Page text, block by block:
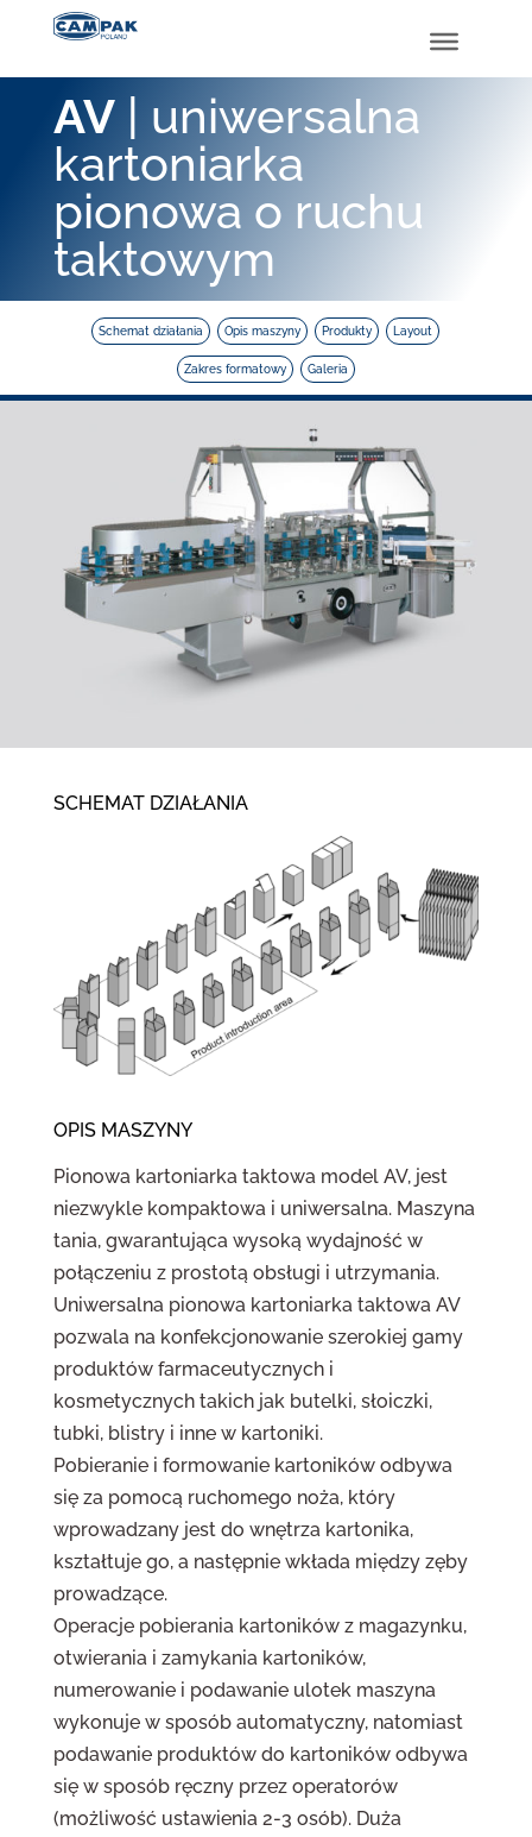
AV| uniwersalna
kartoniarka
pionowa o ruchu
taktowym
Schemat działania Opis maszyny Produkty Layout
Zakres formatowy Galeria
SCHEMAT DZIAŁANIA
OPIS MASZYNY
Pionowa kartoniarka taktowa model AV, jest
niezwykle kompaktowa i uniwersalna. Maszyna
tania, gwarantująca wysoką wydajność w
połączeniu z prostotą obsługi i utrzymania.
Uniwersalna pionowa kartoniarka taktowa AV
pozwala na konfekcjonowanie szerokiej gamy
produktów farmaceutycznych i
kosmetycznych takich jak butelki, słoiczki,
tubki, blistry i inne w kartoniki.
Pobieranie i formowanie kartoników odbywa
się za pomocą ruchomego noża, który
wprowadzany jest do wnętrza kartonika,
kształtuje go, a następnie wkłada między zęby
prowadzące.
Operacje pobierania kartoników z magazynku,
otwierania i zamykania kartoników,
numerowanie i podawanie ulotek maszyna
wykonuje w sposób automatyczny, natomiast
podawanie produktów do kartoników odbywa
się w sposób ręczny przez operatorów
(możliwość ustawienia 2-3 osób). Duża